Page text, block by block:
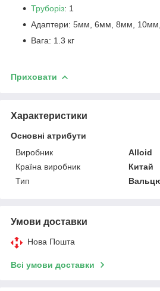
Труборіз: 1
Адаптери: 5мм, 6мм, 8мм,
Вага: 1.3 кг
Приховати
Характеристики
Основні атрибути
Виробник
Alloid
Країна виробник
Китай
Тип
Умови доставки
Нова Пошта
Всі умови доставки